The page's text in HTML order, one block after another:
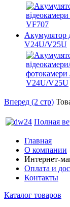
Акумулятор
V24U/V25U
Вперед (2 стр)
Полная
Главная
О компании
Интернет-
Оплата и
Контакты
Каталог товаров